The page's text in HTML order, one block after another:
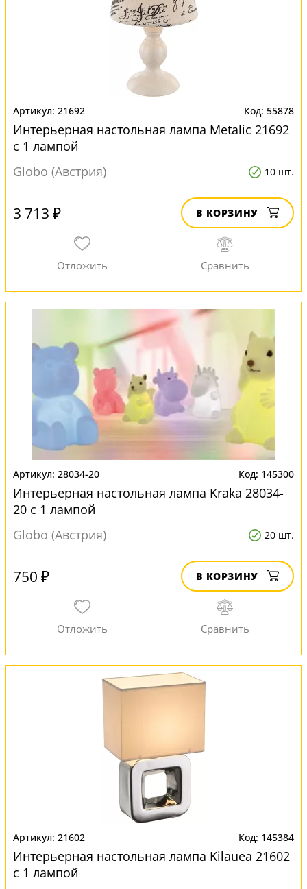
21692 55878
Интерьерная настольная лампа Metalic 21692
с 1 лампой
Globo (Австрия)
10 шт.
3 713 ₽ В КОРЗИНУ
28034-20 145300
Интерьерная настольная лампа Kraka 28034-
20 с 1 лампой
Globo (Австрия)
20 шт.
750 ₽ В КОРЗИНУ
21602 145384
Интерьерная настольная лампа Kilauea 21602
с 1 лампой